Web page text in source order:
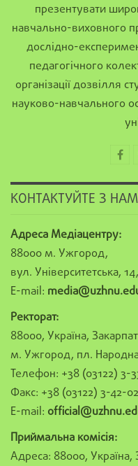
презентувати
навчально-виховного
дослідно-
педагогічного
організації дозвілля
науково-навчального
КОНТАКТУЙТЕ З
Адреса Медіацентру:
88000 м. Ужгород,
вул. Університетська,
E-mail:
Ректорат:
88000, Україна,
м. Ужгород, пл.
Телефон: +38 (03122) 3-
Факс: +38 (03122) 3-42-02
E-mail:
Приймальна комісія:
Адреса: 88000,